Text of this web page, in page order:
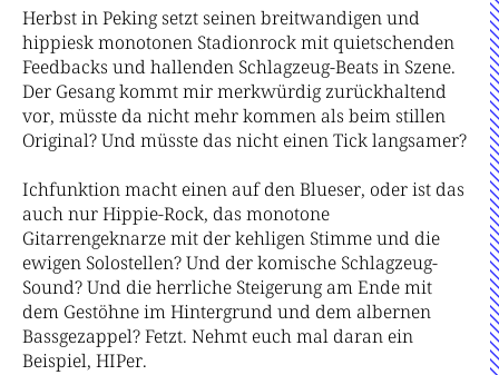
Herbst in Peking setzt seinen breitwandigen und
hippiesk monotonen Stadionrock mit quietschenden
Feedbacks und hallenden Schlagzeug-Beats in Szene.
Der Gesang kommt mir merkwürdig zurückhaltend
vor, müsste da nicht mehr kommen als beim stillen
Original? Und müsste das nicht einen Tick langsamer?
Ichfunktion macht einen auf den Blueser, oder ist das
auch nur Hippie-Rock, das monotone
Gitarrengeknarze mit der kehligen Stimme und die
ewigen Solostellen? Und der komische Schlagzeug-
Sound? Und die herrliche Steigerung am Ende mit
dem Gestöhne im Hintergrund und dem albernen
Bassgezappel? Fetzt. Nehmt euch mal daran ein
Beispiel, HIPer.